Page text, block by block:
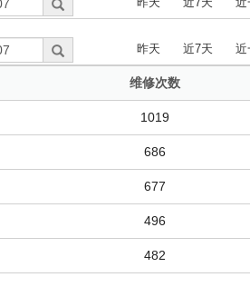
昨天 近7天 近
维修次数
1019
686
677
496
482